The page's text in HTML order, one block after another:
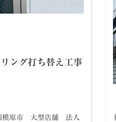
リング打ち替え工事
模原市 大型店舗 法人